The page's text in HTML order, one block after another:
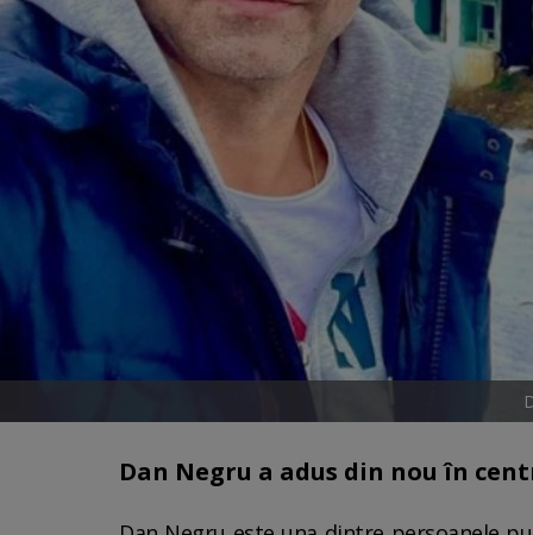
Dan Negru a adus din nou în